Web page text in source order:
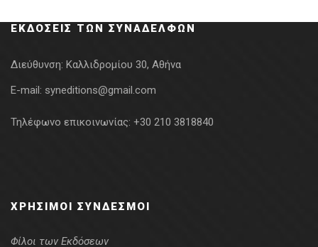
ΕΚΔΌΣΕΙΣ ΤΩΝ ΣΥΝΑΔΈΛΦΩΝ
Διεύθυνση: Καλλιδρομίου 30, Αθήνα
E-mail: syneditions@gmail.com
Τηλέφωνο επικοινωνίας: +30 210 3818840
ΧΡΉΣΙΜΟΙ ΣΎΝΔΕΣΜΟΙ
Φίλοι των Εκδόσεων